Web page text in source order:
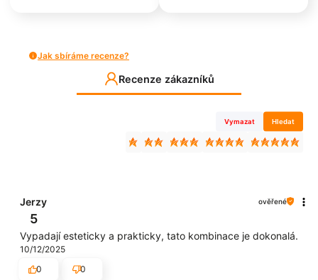
Jak sbíráme recenze?
Recenze zákazníků
Vymazat Hledat
Jerzy ověřené
5
Vypadají esteticky a prakticky, tato kombinace je dokonalá.
10/12/2025
0
0